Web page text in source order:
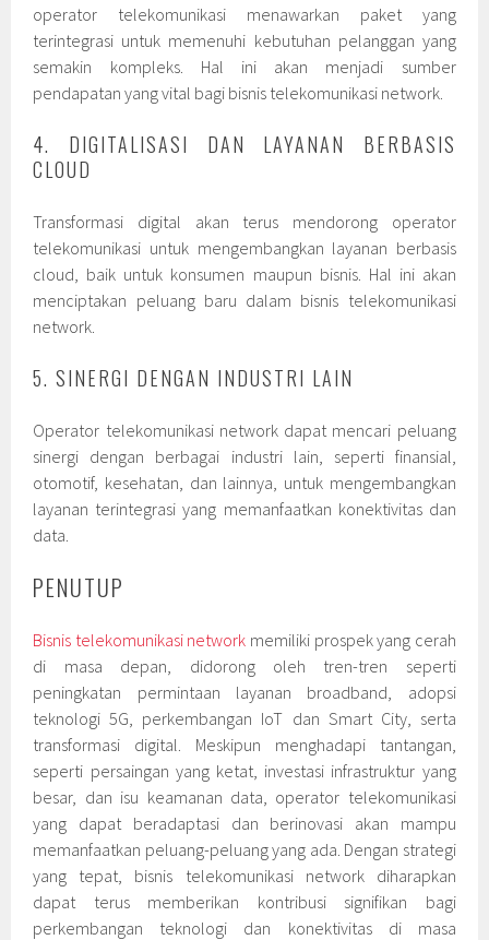
operator telekomunikasi menawarkan paket yang
terintegrasi untuk memenuhi kebutuhan pelanggan yang
semakin kompleks. Hal ini akan menjadi sumber
pendapatan yang vital bagi bisnis telekomunikasi network.
4. DIGITALISASI DAN LAYANAN BERBASIS
CLOUD
Transformasi digital akan terus mendorong operator
telekomunikasi untuk mengembangkan layanan berbasis
cloud, baik untuk konsumen maupun bisnis. Hal ini akan
menciptakan peluang baru dalam bisnis telekomunikasi
network.
5. SINERGI DENGAN INDUSTRI LAIN
Operator telekomunikasi network dapat mencari peluang
sinergi dengan berbagai industri lain, seperti finansial,
otomotif, kesehatan, dan lainnya, untuk mengembangkan
layanan terintegrasi yang memanfaatkan konektivitas dan
data.
PENUTUP
Bisnis telekomunikasi network memiliki prospek yang cerah
di masa depan, didorong oleh tren-tren seperti
peningkatan permintaan layanan broadband, adopsi
teknologi 5G, perkembangan IoT dan Smart City, serta
transformasi digital. Meskipun menghadapi tantangan,
seperti persaingan yang ketat, investasi infrastruktur yang
besar, dan isu keamanan data, operator telekomunikasi
yang dapat beradaptasi dan berinovasi akan mampu
memanfaatkan peluang-peluang yang ada. Dengan strategi
yang tepat, bisnis telekomunikasi network diharapkan
dapat terus memberikan kontribusi signifikan bagi
perkembangan teknologi dan konektivitas di masa